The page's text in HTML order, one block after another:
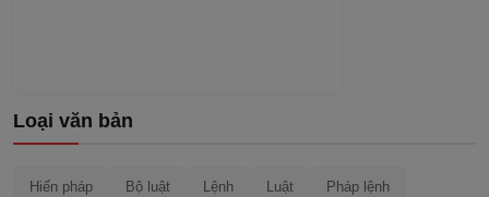
Loại văn bản
Hiến pháp Bộ luật Lệnh Luật Pháp lệnh